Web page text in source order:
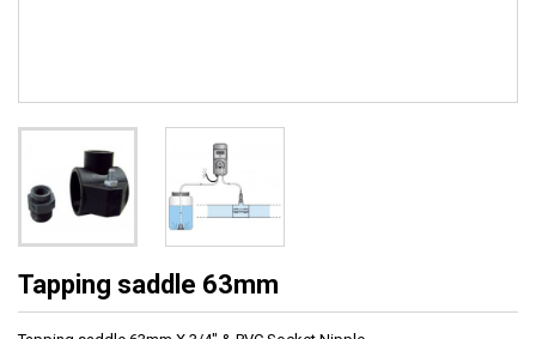
Tapping saddle 63mm